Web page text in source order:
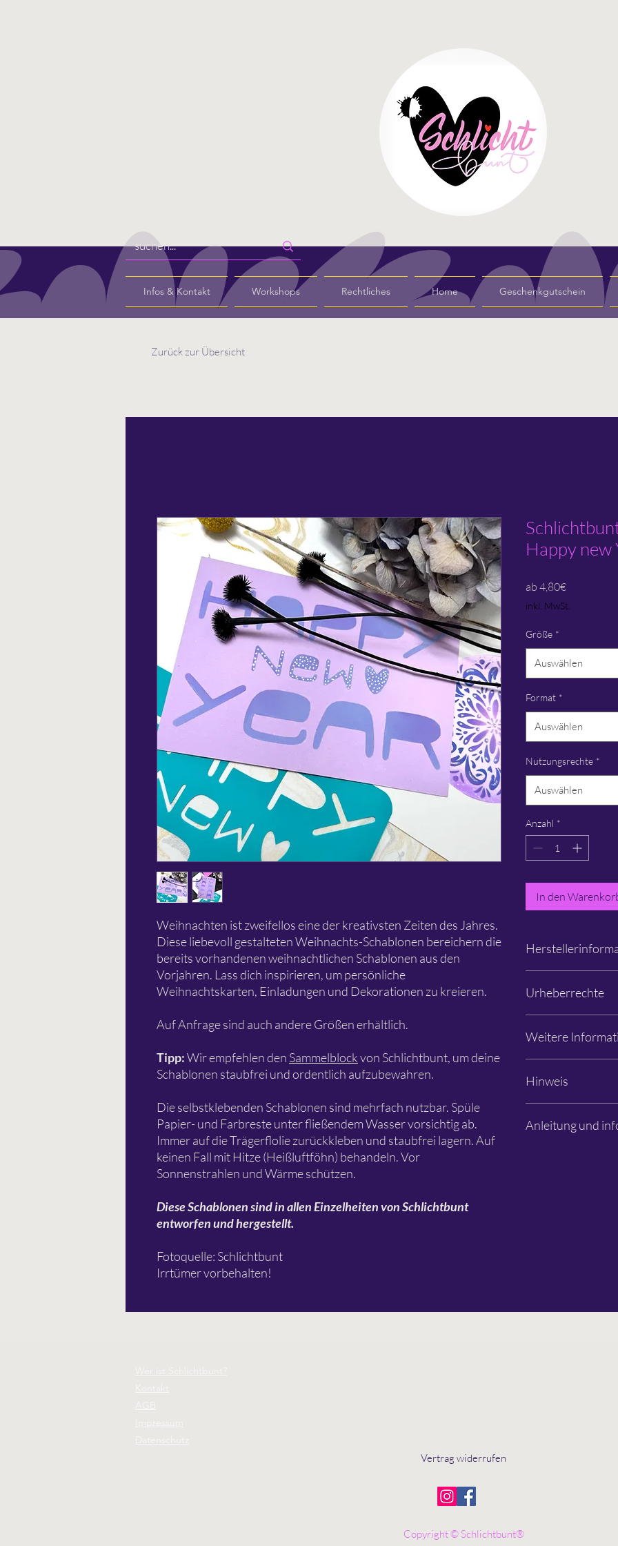
Infos & Kontakt Workshops Rechtliches Home Geschenkgutschein
Zurück zur Übersicht
Weihnachten ist zweifellos eine der kreativsten Zeiten des Jahres.
Diese liebevoll gestalteten Weihnachts-Schablonen bereichern die
bereits vorhandenen weihnachtlichen Schablonen aus den
Vorjahren. Lass dich inspirieren, um persönliche
Weihnachtskarten, Einladungen und Dekorationen zu kreieren.
Auf Anfrage sind auch andere Größen erhältlich.
Tipp:Wir empfehlen den Sammelblockvon Schlichtbunt, um deine
Schablonen staubfrei und ordentlich aufzubewahren.
Die selbstklebenden Schablonen sind mehrfach nutzbar. Spüle
Papier- und Farbreste unter fließendem Wasser vorsichtig ab.
Immer auf die Trägerflolie zurückkleben und staubfrei lagern. Auf
keinen Fall mit Hitze (Heißluftföhn) behandeln. Vor
Sonnenstrahlen und Wärme schützen.
Diese Schablonen sind in allen Einzelheiten von Schlichtbunt
entworfen und hergestellt.
Fotoquelle: Schlichtbunt
Irrtümer vorbehalten!
Happy new
ab 4,80€Sale-
Preis
inkl. MwSt.
Größe *
Auswählen
Format *
Auswählen
Nutzungsrechte *
Auswählen
Anzahl *
In den
Apfelanger 6
+49 441 36 10 55 15
Urheberrechte
Schlichtbunt®
Design bleiben bei
Weitere
Änderungen und
Hinweis
Dekorationen,
Anleitung und
Vertrag widerrufen
Copyright © Schlichtbunt®